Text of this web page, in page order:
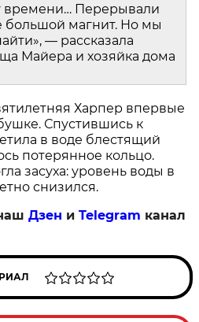
времени… Перерывали
большой магнит. Но мы
— рассказала
Майера и хозяйка дома
Харпер впервые
Спустившись к
в воде блестящий
потерянное кольцо.
засуха: уровень воды в
снизился.
Дзен иTelegram канал